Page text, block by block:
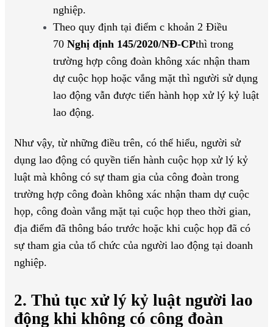
nghiệp.
Theo quy định tại điểm c khoản 2 Điều
70 Nghị định 145/2020/NĐ-CPthì trong
trường hợp công đoàn không xác nhận tham
dự cuộc họp hoặc vắng mặt thì người sử dụng
lao động vẫn được tiến hành họp xử lý kỷ luật
lao động.
Như vậy, từ những điều trên, có thể hiểu, người sử
dụng lao động có quyền tiến hành cuộc họp xử lý kỷ
luật mà không có sự tham gia của công đoàn trong
trường hợp công đoàn không xác nhận tham dự cuộc
họp, công đoàn vắng mặt tại cuộc họp theo thời gian,
địa điểm đã thông báo trước hoặc khi cuộc họp đã có
sự tham gia của tổ chức của người lao động tại doanh
nghiệp.
2. Thủ tục xử lý kỷ luật người lao
động khi không có công đoàn